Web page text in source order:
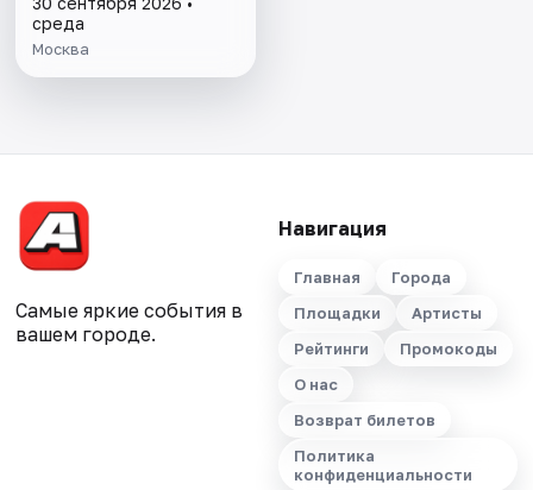
среда
Москва
Самые яркие события в
вашем городе.
Навигация
Главная
Города
Площадки
Артисты
Рейтинги
Промокоды
О нас
Возврат билетов
Политика
конфиденциальности